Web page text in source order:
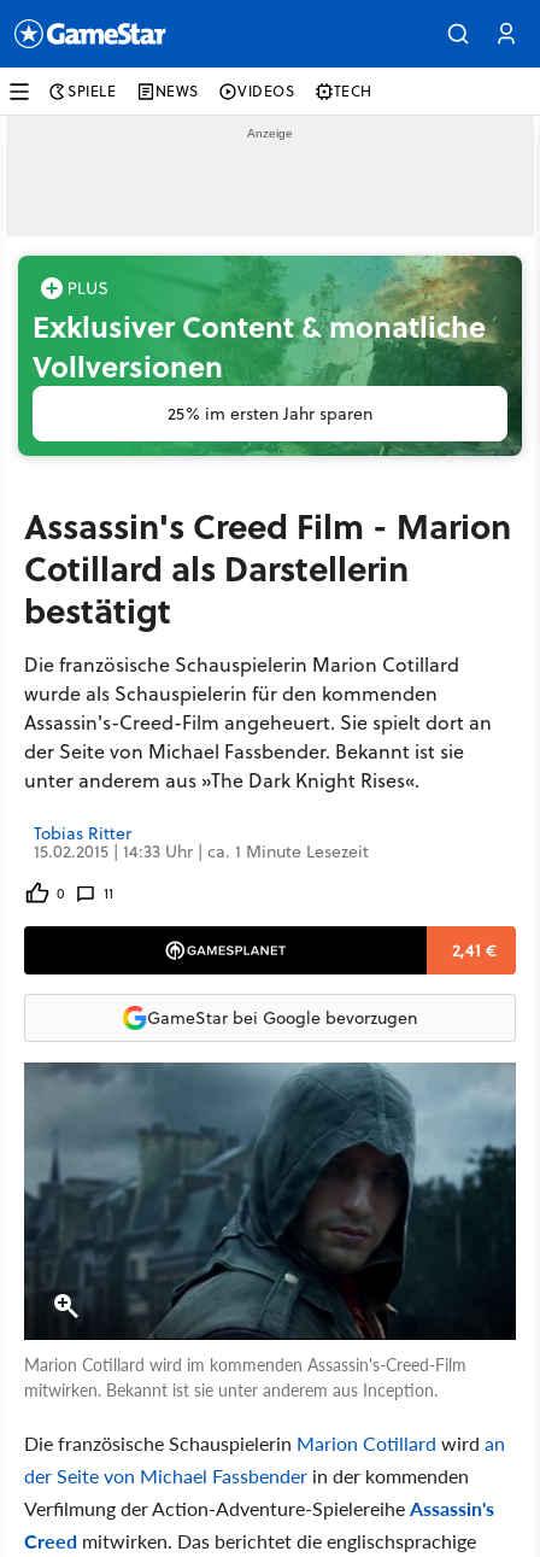
SPIELE NEWS VIDEOS TECH
Exklusiver Content & monatliche
Vollversionen
25% im ersten Jahr sparen
Assassin's Creed Film - Marion
Cotillard als Darstellerin
bestätigt
Die französische Schauspielerin Marion Cotillard
wurde als Schauspielerin für den kommenden
Assassin's-Creed-Film angeheuert. Sie spielt dort an
der Seite von Michael Fassbender. Bekannt ist sie
unter anderem aus »The Dark Knight Rises«.
Tobias Ritter
15.02.2015 | 14:33 Uhr | ca. 1 Minute Lesezeit
0 11
2,41 €
GameStar bei Google bevorzugen
Marion Cotillard wird im kommenden Assassin's-Creed-Film
mitwirken. Bekannt ist sie unter anderem aus Inception.
Die französische Schauspielerin Marion Cotillard wird an
der Seite von Michael Fassbender in der kommenden
Verfilmung der Action-Adventure-SpielereiheAssassin's
Creed mitwirken. Das berichtet die englischsprachige